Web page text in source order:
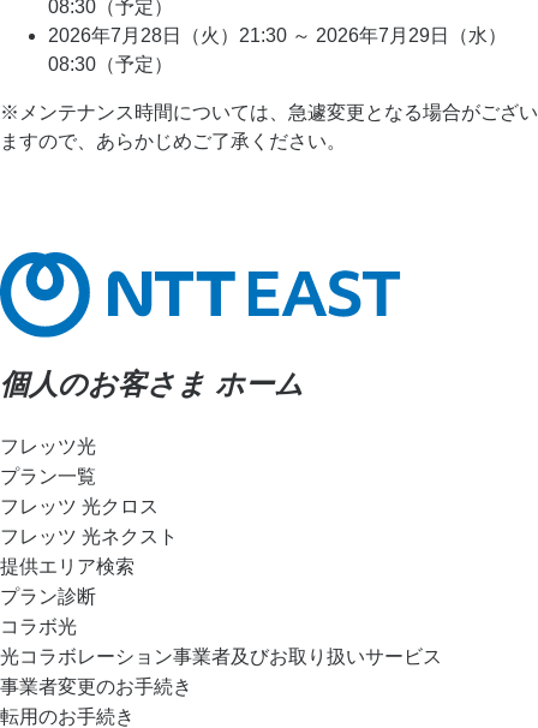
08:30（予定）
2026年7月28日（火）21:30 ～ 2026年7月29日（水）
08:30（予定）
※メンテナンス時間については、急遽変更となる場合がござい
ますので、あらかじめご了承ください。
個人のお客さま ホーム
フレッツ光
プラン一覧
フレッツ 光クロス
フレッツ 光ネクスト
提供エリア検索
プラン診断
コラボ光
光コラボレーション事業者及びお取り扱いサービス
事業者変更のお手続き
転用のお手続き